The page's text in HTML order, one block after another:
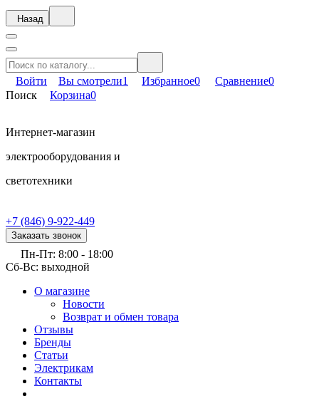
Назад
Войти Вы смотрели1 Избранное0 Сравнение0
Поиск
Корзина0
Интернет-магазин
электрооборудования и
светотехники
+7 (846) 9-922-449
Заказать звонок
Пн-Пт: 8:00 - 18:00
Сб-Вс: выходной
О магазине
Новости
Возврат и обмен товара
Отзывы
Бренды
Статьи
Электрикам
Контакты